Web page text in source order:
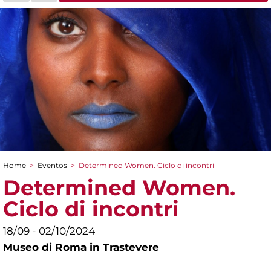
You are here
Home > Eventos > Determined Women. Ciclo di incontri
Determined Women.
Ciclo di incontri
18/09 - 02/10/2024
Museo di Roma in Trastevere